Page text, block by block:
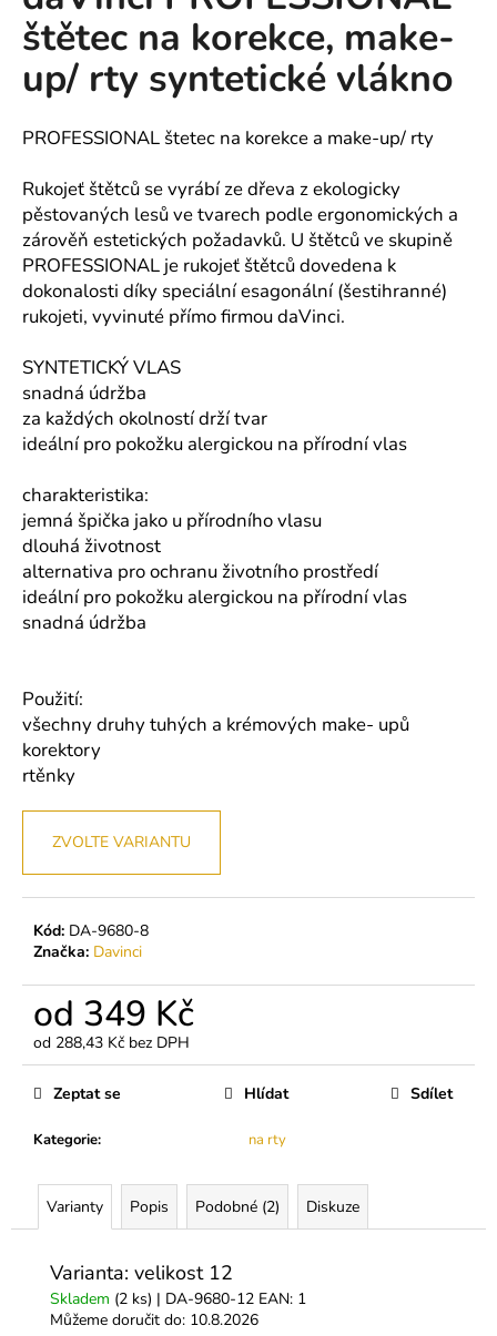
5,0
z
hvězdiček.
štětec na korekce, make-
up/ rty syntetické vlákno
PROFESSIONAL štetec na korekce a make-up/ rty
Rukojeť štětců se vyrábí ze dřeva z ekologicky
pěstovaných lesů ve tvarech podle ergonomických a
zárověň estetických požadavků. U štětců ve skupině
PROFESSIONAL je rukojeť štětců dovedena k
dokonalosti díky speciální esagonální (šestihranné)
rukojeti, vyvinuté přímo firmou daVinci.
SYNTETICKÝ VLAS
snadná údržba
za každých okolností drží tvar
ideální pro pokožku alergickou na přírodní vlas
charakteristika:
jemná špička jako u přírodního vlasu
dlouhá životnost
alternativa pro ochranu životního prostředí
ideální pro pokožku alergickou na přírodní vlas
snadná údržba
Použití:
všechny druhy tuhých a krémových make- upů
korektory
rtěnky
ZVOLTE VARIANTU
Kód: DA-9680-8
Značka: Davinci
od 349 Kč
od 288,43 Kč bez DPH
Měrná
cena:
Kategorie: na rty
Zeptat se Hlídat Sdílet
Varianty Popis Podobné (2) Diskuze
Varianta: velikost 12
Skladem (2 ks) | DA-9680-12 EAN: 1
Můžeme doručit do: 10.8.2026
a
j
í
?
HLEDAT
D
o
p
o
r
č
u
j
e
m
e
BL
LASHES
PRIMER
-
ODMAŠŤOVAČ
ŘAS
199